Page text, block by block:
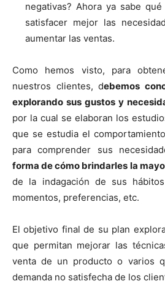
negativas? Ahora ya sabe
satisfacer mejor las
aumentar las ventas.
Como hemos visto, para
nuestros clientes, debemos
explorando sus gustos y
por la cual se elaboran los
que se estudia el
para comprender sus
forma de cómo brindarles la
de la indagación de sus
momentos, preferencias, etc.
El objetivo final de su plan
que permitan mejorar las
venta de un producto o varios
demanda no satisfecha de los